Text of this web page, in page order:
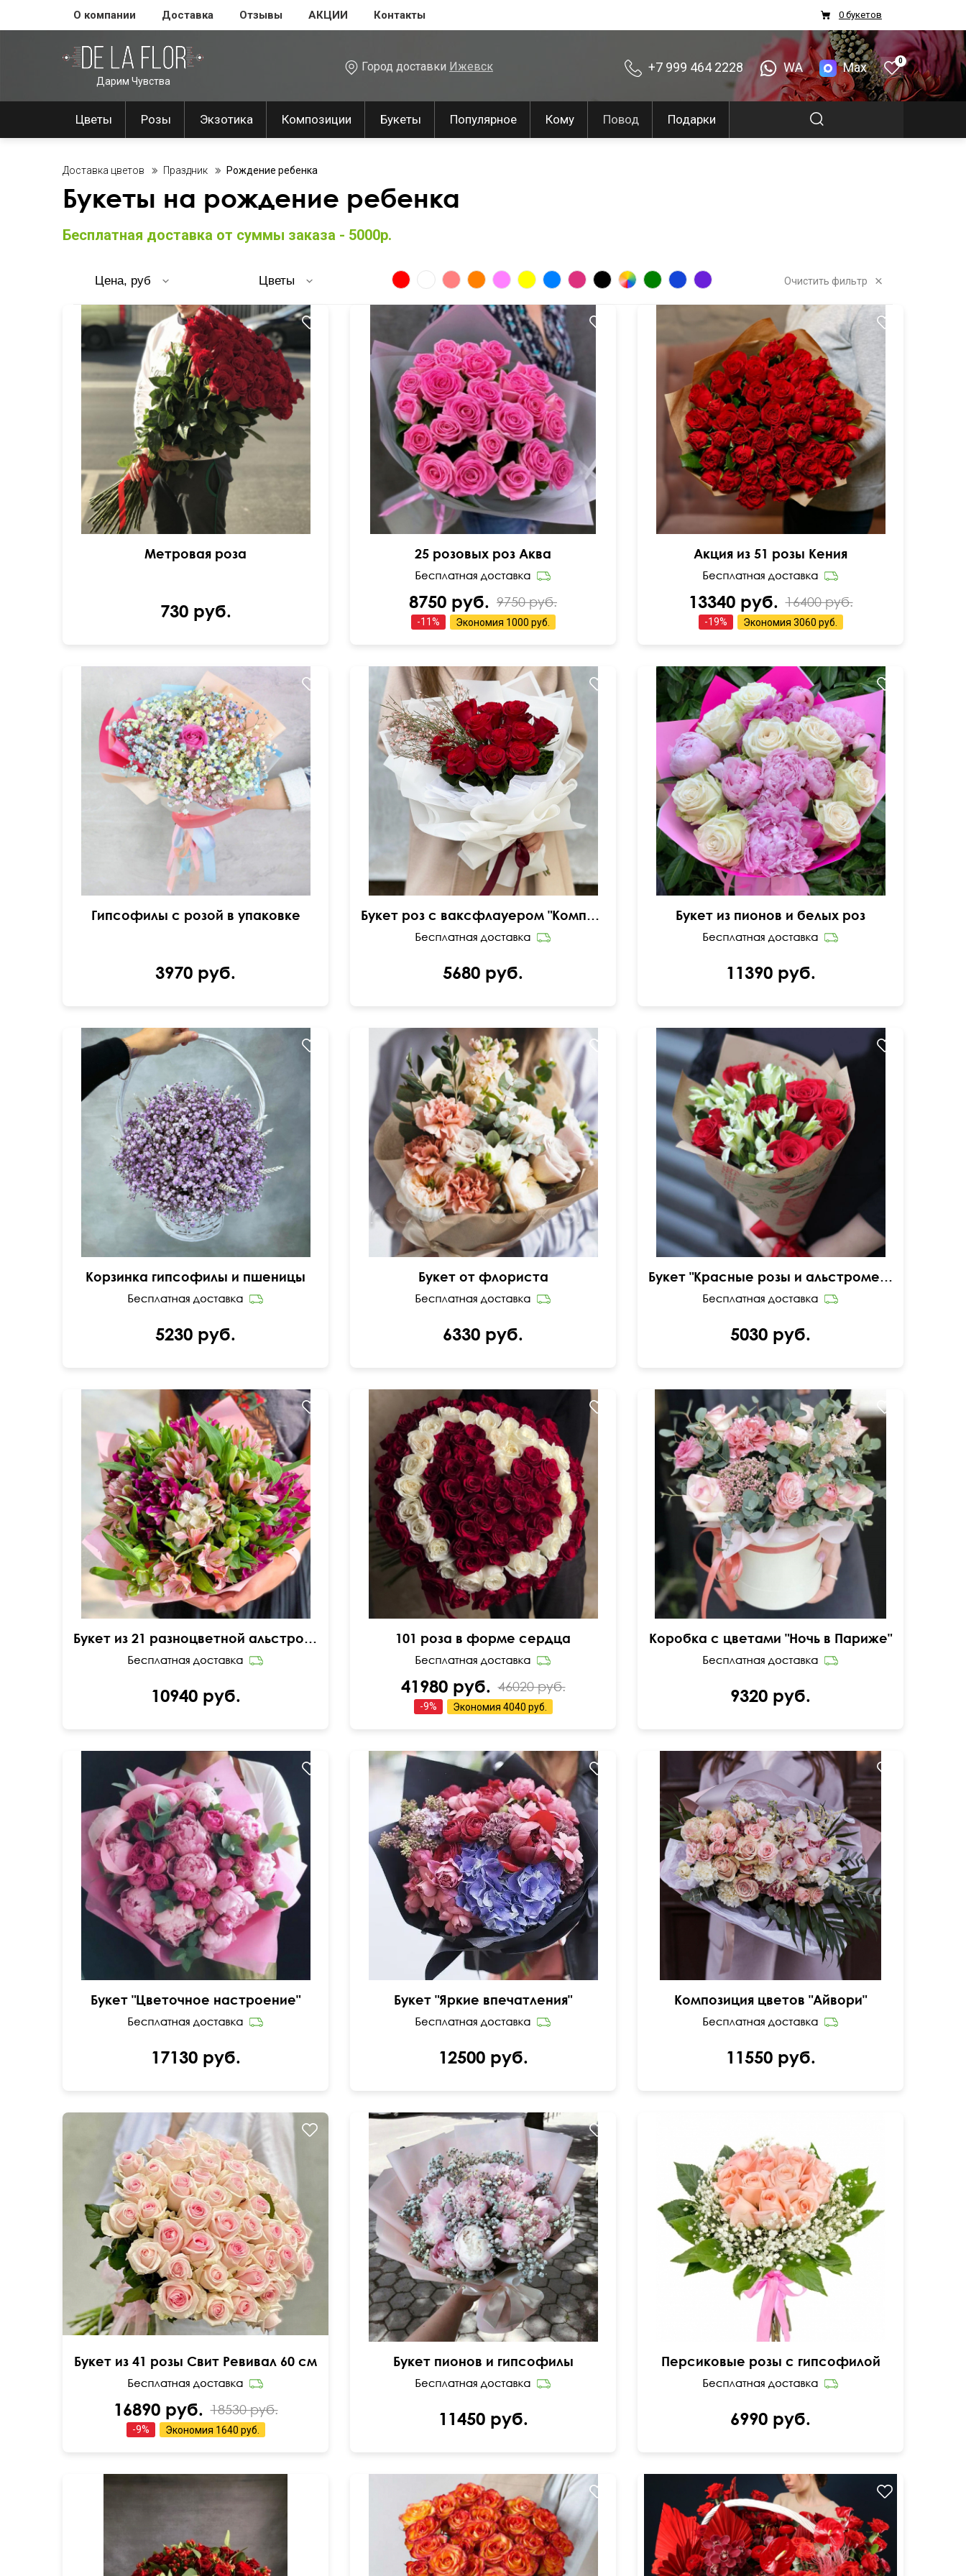
О компании Доставка Отзывы АКЦИИ Контакты 0 букетов
Дарим Чувства
Город доставки Ижевск +7 999 464 2228 WA Max 0
Цветы Розы Экзотика Композиции Букеты Популярное Кому Повод Подарки
Доставка цветов Праздник Рождение ребенка
Букеты на рождение ребенка
Бесплатная доставка от суммы заказа - 5000р.
Цена, руб Цветы Очистить фильтр
Метровая роза
730 руб.
50 см 30 см
25 розовых роз Аква
8750 руб. 9750 руб.
-11% Экономия 1000 руб.
Мини-розочки 40 см
Акция из 51 розы Кения
13340 руб. 16400 руб.
-19% Экономия 3060 руб.
Гипсофилы с розой в упаковке
3970 руб.
Пышная упаковка
Букет роз с ваксфлауером "Комплимент королеве"
5680 руб.
Современная упаковка
Букет из пионов и белых роз
11390 руб.
Корзинка гипсофилы и пшеницы
5230 руб.
Составим под ваш бюджет
Букет от флориста
6330 руб.
в крафтовой бумаге
Букет "Красные розы и альстромерия"
5030 руб.
Милая упаковка
Букет из 21 разноцветной альстромерии
10940 руб.
I love you
101 роза в форме сердца
41980 руб. 46020 руб.
-9% Экономия 4040 руб.
Коробка с цветами "Ночь в Париже"
9320 руб.
Пионы Голландия 11, кустовые розы, эвкалипт
парвифолия 3
Букет "Цветочное настроение"
17130 руб.
Кустовая роза пионовидная, гвоздика лунная,
гортензия, пион, сирень
Букет "Яркие впечатления"
12500 руб.
Сборный букет в современном стиле
Композиция цветов "Айвори"
11550 руб.
Нежные розочки
Букет из 41 розы Свит Ревивал 60 см
16890 руб. 18530 руб.
-9% Экономия 1640 руб.
Букет пионов и гипсофилы
11450 руб.
50 см 35 см
Персиковые розы с гипсофилой
6990 руб.